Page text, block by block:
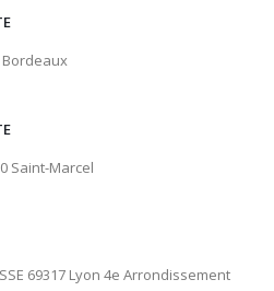
Bordeaux
Saint-Marcel
69317 Lyon 4e Arrondissement